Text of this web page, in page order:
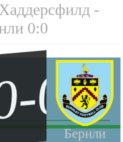
-
0:0
Бернли
0